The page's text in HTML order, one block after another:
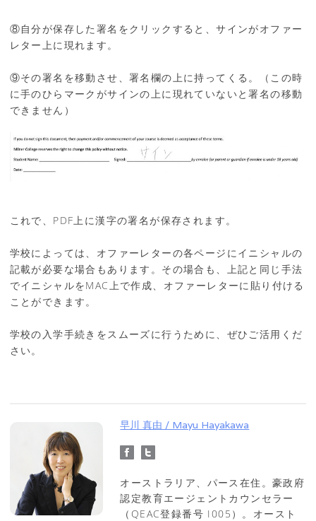
⑧自分が保存した署名をクリックすると、サインがオファー
レター上に現れます。
⑨その署名を移動させ、署名欄の上に持ってくる。（この時
に手のひらマークがサインの上に現れていないと署名の移動
できません）
これで、PDF上に漢字の署名が保存されます。
学校によっては、オファーレターの各ページにイニシャルの
記載が必要な場合もあります。その場合も、上記と同じ手法
でイニシャルをMAC上で作成、オファーレターに貼り付ける
ことができます。
学校の入学手続きをスムーズに行うために、ぜひご活用くだ
さい。
早川 真由 / Mayu Hayakawa
オーストラリア、パース在住。豪政府
認定教育エージェントカウンセラー
（QEAC登録番号 I005）。オースト